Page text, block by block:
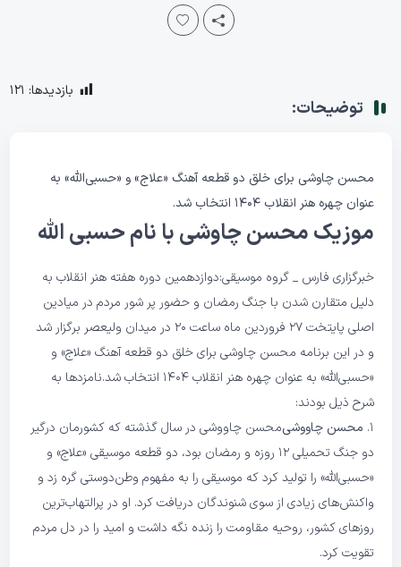
توضیحات:
بازدیدها: 121
محسن چاوشی برای خلق دو قطعه آهنگ «علاج» و «حسبی‌الله» به‌
عنوان چهره هنر انقلاب ۱۴۰۴ انتخاب شد.
موزیک محسن چاوشی با نام حسبی‌ الله
خبرگزاری فارس _‌ گروه موسیقی:دوازدهمین دوره هفته هنر انقلاب به
دلیل متقارن شدن با جنگ رمضان و حضور پر شور مردم در میادین
اصلی پایتخت ۲۷ فروردین ماه ساعت ۲۰ در میدان ولیعصر برگزار شد
و در این برنامه محسن چاوشی برای خلق دو قطعه آهنگ «علاج» و
«حسبی‌الله» به‌ عنوان چهره هنر انقلاب ۱۴۰۴ انتخاب شد.
نامزدها به
شرح ذیل بودند:
۱. محسن چاووشیمحسن چاووشی در سال گذشته که کشورمان درگیر
دو جنگ تحمیلی ۱۲ روزه و رمضان بود، دو قطعه موسیقی «علاج» و
«حسبی‌الله» را تولید کرد که موسیقی را به مفهوم وطن‌دوستی گره زد و
واکنش‌های زیادی از سوی شنوندگان دریافت کرد. او در پرالتهاب‌ترین
روزهای کشور، روحیه مقاومت را زنده نگه داشت و امید را در دل مردم
تقویت کرد.